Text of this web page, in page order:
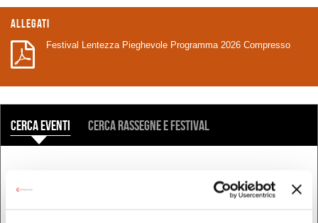
Allegati
Festival Lentezza Pieghevole Programma 2026 Compresso
COSA
Cerca eventi Cerca rassegne e festival